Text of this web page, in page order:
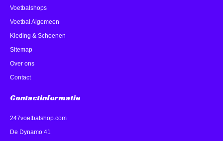
Voetbalshops
Voetbal Algemeen
Kleding & Schoenen
Sitemap
Over ons
Contact
Contactinformatie
247voetbalshop.com
De Dynamo 41